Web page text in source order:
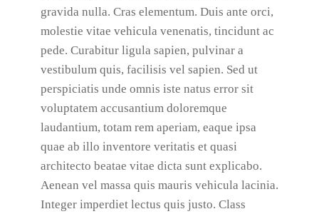
gravida nulla. Cras elementum. Duis ante orci,
molestie vitae vehicula venenatis, tincidunt ac
pede. Curabitur ligula sapien, pulvinar a
vestibulum quis, facilisis vel sapien. Sed ut
perspiciatis unde omnis iste natus error sit
voluptatem accusantium doloremque
laudantium, totam rem aperiam, eaque ipsa
quae ab illo inventore veritatis et quasi
architecto beatae vitae dicta sunt explicabo.
Aenean vel massa quis mauris vehicula lacinia.
Integer imperdiet lectus quis justo. Class